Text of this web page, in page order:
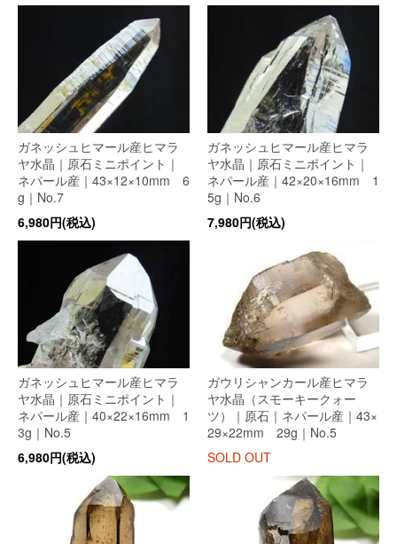
ガネッシュヒマール産ヒマラ
ヤ水晶｜原石ミニポイント｜
ネパール産｜43×12×10mm 6
g｜No.7
6,980円(税込)
ガネッシュヒマール産ヒマラ
ヤ水晶｜原石ミニポイント｜
ネパール産｜42×20×16mm 1
5g｜No.6
7,980円(税込)
ガネッシュヒマール産ヒマラ
ヤ水晶｜原石ミニポイント｜
ネパール産｜40×22×16mm 1
3g｜No.5
6,980円(税込)
ガウリシャンカール産ヒマラ
ヤ水晶（スモーキークォー
ツ）｜原石｜ネパール産｜43×
29×22mm 29g｜No.5
SOLD OUT